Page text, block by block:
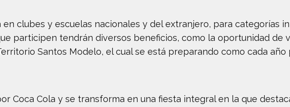
clubes y escuelas nacionales y del extranjero, para categorías
participen tendrán diversos beneficios, como la oportunidad de
Santos Modelo, el cual se está preparando como cada
Coca Cola y se transforma en una fiesta integral en la que